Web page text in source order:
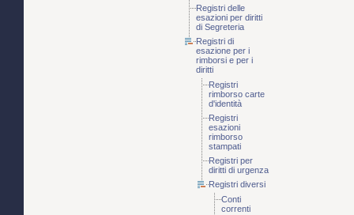
Registri delle
esazioni per diritti
di Segreteria
Registri di
esazione per i
rimborsi e per i
diritti
Registri
rimborso carte
d'identità
Registri
esazioni
rimborso
stampati
Registri per
diritti di urgenza
Registri diversi
Conti
correnti